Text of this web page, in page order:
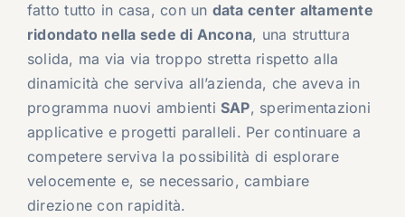
fatto tutto in casa, con un data center altamente
ridondato nella sede di Ancona, una struttura
solida, ma via via troppo stretta rispetto alla
dinamicità che serviva all’azienda, che aveva in
programma nuovi ambienti SAP, sperimentazioni
applicative e progetti paralleli. Per continuare a
competere serviva la possibilità di esplorare
velocemente e, se necessario, cambiare
direzione con rapidità.